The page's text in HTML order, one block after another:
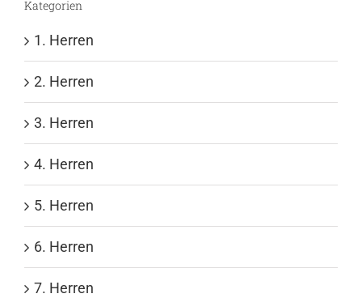
Kategorien
1. Herren
2. Herren
3. Herren
4. Herren
5. Herren
6. Herren
7. Herren